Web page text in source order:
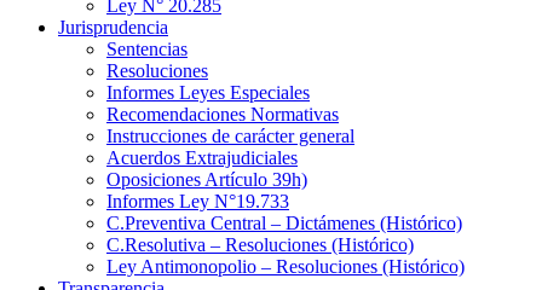
Ley N° 20.285
Jurisprudencia
Sentencias
Resoluciones
Informes Leyes Especiales
Recomendaciones Normativas
Instrucciones de carácter general
Acuerdos Extrajudiciales
Oposiciones Artículo 39h)
Informes Ley N°19.733
C.Preventiva Central – Dictámenes (Histórico)
C.Resolutiva – Resoluciones (Histórico)
Ley Antimonopolio – Resoluciones (Histórico)